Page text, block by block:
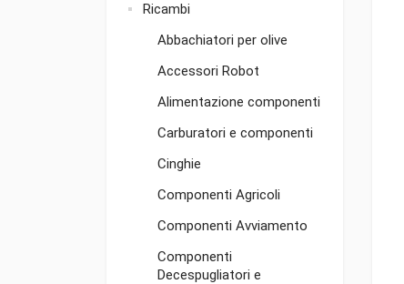
Ricambi
Abbachiatori per olive
Accessori Robot
Alimentazione componenti
Carburatori e componenti
Cinghie
Componenti Agricoli
Componenti Avviamento
Componenti
Decespugliatori e